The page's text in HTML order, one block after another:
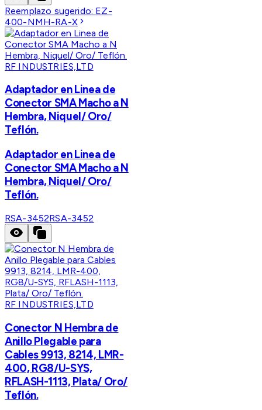
Reemplazo sugerido: EZ-
400-NMH-RA-X
RF INDUSTRIES,LTD
Adaptador en Linea de
Conector SMA Macho a N
Hembra, Niquel/ Oro/
Teflón.
Adaptador en Linea de
Conector SMA Macho a N
Hembra, Niquel/ Oro/
Teflón.
RSA-3452RSA-3452
RF INDUSTRIES,LTD
Conector N Hembra de
Anillo Plegable para
Cables 9913, 8214, LMR-
400, RG8/U-SYS,
RFLASH-1113, Plata/ Oro/
Teflón.